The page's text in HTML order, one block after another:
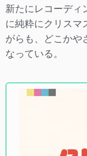
新たにレコーディ
に純粋にクリスマ
がらも、どこかや
なっている。